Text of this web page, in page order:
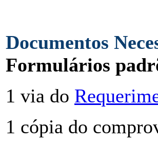
Documentos
Formulários
1 via do
1 cópia do